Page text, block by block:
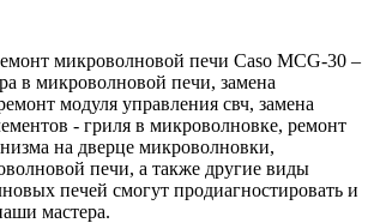
микроволновой печи Caso MCG-30 –
в микроволновой печи, замена
модуля управления свч, замена
- гриля в микроволновке, ремонт
на дверце микроволновки,
печи, а также другие виды
печей смогут продиагностировать и
мастера.